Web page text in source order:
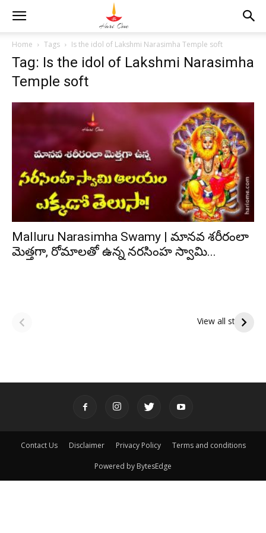
Home Tags Is the idol of Lakshmi Narasimha Temple soft
Tag: Is the idol of Lakshmi Narasimha
Temple soft
Malluru Narasimha Swamy | మానవ శరీరంలా
మెత్తగా, రోమాలతో ఉన్న నరసింహ స్వామి...
View all stories
పితృదేవతల ఆశీర్వాదం
ఇంద్రకీలాద్రి గిరి ప్రదక్షిణ
Contact Us Disclaimer Privacy Policy Terms and conditions
Powered by BytesEdge